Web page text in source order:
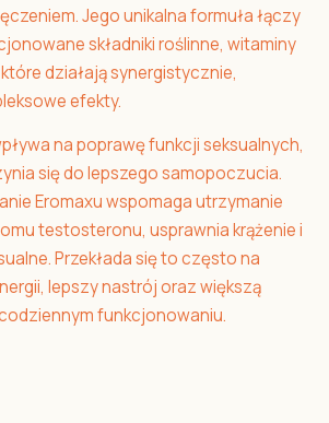
Jego unikalna formuła łączy
składniki roślinne, witaminy
działają synergistycznie,
efekty.
na poprawę funkcji seksualnych,
się do lepszego samopoczucia.
Eromaxu wspomaga utrzymanie
testosteronu, usprawnia krążenie i
Przekłada się to często na
lepszy nastrój oraz większą
funkcjonowaniu.